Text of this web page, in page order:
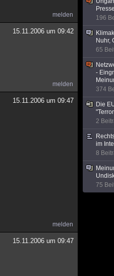
melden
15.11.2006 um 09:42
melden
15.11.2006 um 09:47
melden
15.11.2006 um 09:47
196
Nuhr,
65
-
374
Die
2
im
8
75